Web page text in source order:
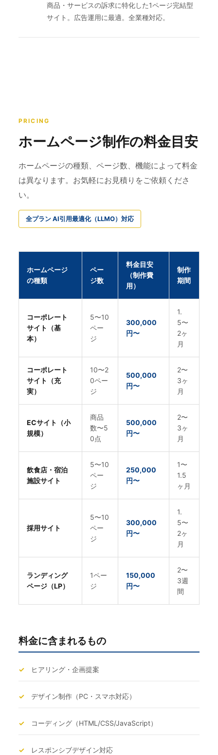
商品・サービスの訴求に特化した1ページ完結型
サイト。広告運用に最適。全業種対応。
PRICING
ホームページ制作の料金目安
ホームページの種類、ページ数、機能によって料金
は異なります。お気軽にお見積りをご依頼くださ
い。
全プラン AI引用最適化（LLMO）対応
ホームページ
の種類
ペー
ジ数
料金目安
（制作費
用）
制作
期間
コーポレート
サイト（基
本）
5〜10
ペー
ジ
300,000
円〜
1.
5〜
2ヶ
月
コーポレート
サイト（充
実）
10〜2
0ペー
ジ
500,000
円〜
2〜
3ヶ
月
ECサイト（小
規模）
商品
数〜5
0点
500,000
円〜
2〜
3ヶ
月
飲食店・宿泊
施設サイト
5〜10
ペー
ジ
250,000
円〜
1〜
1.5
ヶ月
採用サイト
5〜10
ペー
ジ
300,000
円〜
1.
5〜
2ヶ
月
ランディング
ページ（LP）
1ペー
ジ
150,000
円〜
2〜
3週
間
料金に含まれるもの
✓ ヒアリング・企画提案
✓ デザイン制作（PC・スマホ対応）
✓ コーディング（HTML/CSS/JavaScript）
✓ レスポンシブデザイン対応